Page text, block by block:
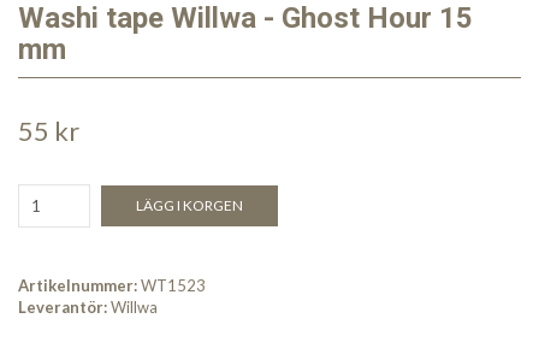
Washi tape Willwa - Ghost Hour 15
mm
55 kr
LÄGG I KORGEN
Artikelnummer:WT1523
Leverantör:Willwa